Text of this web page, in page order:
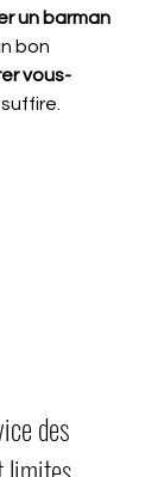
un barman
bon
vous-
des